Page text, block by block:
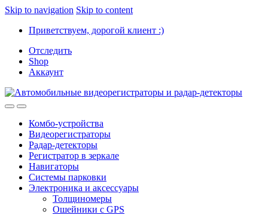
Skip to navigation Skip to content
Приветствуем, дорогой клиент :)
Отследить
Shop
Аккаунт
Комбо-устройства
Видеорегистраторы
Радар-детекторы
Регистратор в зеркале
Навигаторы
Системы парковки
Электроника и аксессуары
Толщиномеры
Ошейники с GPS